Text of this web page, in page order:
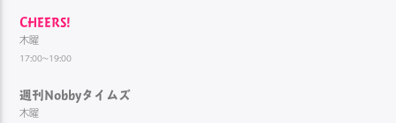
CHEERS!
木曜
17:00~19:00
週刊Nobbyタイムズ
木曜